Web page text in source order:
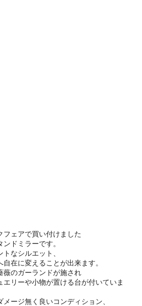
フェアで買い付けました
ドミラーです。
なシルエット、
在に変えることが出来ます。
薇のガーランドが施され
リーや小物が置ける台が付いていま
ージ無く良いコンディション、